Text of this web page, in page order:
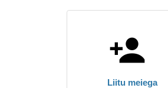
Liitu meiega